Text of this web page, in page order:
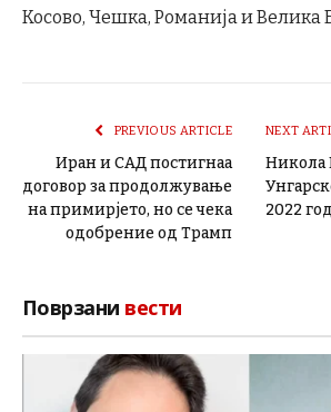
Косово, Чешка, Романија и Велика
PREVIOUS ARTICLE
Иран и САД постигнаа
договор за продолжување
на примирјето, но се чека
одобрение од Трамп
NEXT
Никола
2022
Поврзани вести